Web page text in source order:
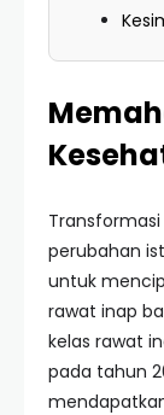
Transformasi
perubahan
untuk
rawat inap
kelas rawat
pada tahun